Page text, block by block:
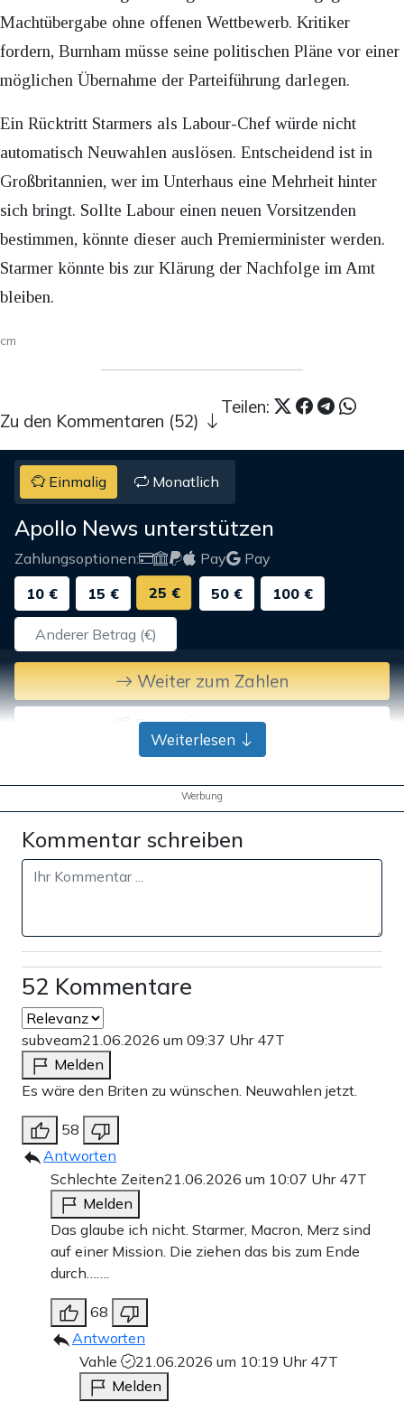
Machtübergabe ohne offenen Wettbewerb. Kritiker
fordern, Burnham müsse seine politischen Pläne vor einer
möglichen Übernahme der Parteiführung darlegen.
Ein Rücktritt Starmers als Labour-Chef würde nicht
automatisch Neuwahlen auslösen. Entscheidend ist in
Großbritannien, wer im Unterhaus eine Mehrheit hinter
sich bringt. Sollte Labour einen neuen Vorsitzenden
bestimmen, könnte dieser auch Premierminister werden.
Starmer könnte bis zur Klärung der Nachfolge im Amt
bleiben.
cm
Teilen:
Zu den Kommentaren (52)
Einmalig Monatlich
Apollo News unterstützen
Zahlungsoptionen: Pay
Pay
10 €
15 € 25 € 50 € 100 €
Weiter zum Zahlen
Bank-Überweisung
Weiterlesen
Werbung
Kommentar schreiben
52 Kommentare
subveam21.06.2026 um 09:37 Uhr 47T
Melden
Es wäre den Briten zu wünschen. Neuwahlen jetzt.
58
Antworten
Schlechte Zeiten21.06.2026 um 10:07 Uhr 47T
Melden
Das glaube ich nicht. Starmer, Macron, Merz sind
auf einer Mission. Die ziehen das bis zum Ende
durch…….
68
Antworten
Vahle
21.06.2026 um 10:19 Uhr 47T
Melden